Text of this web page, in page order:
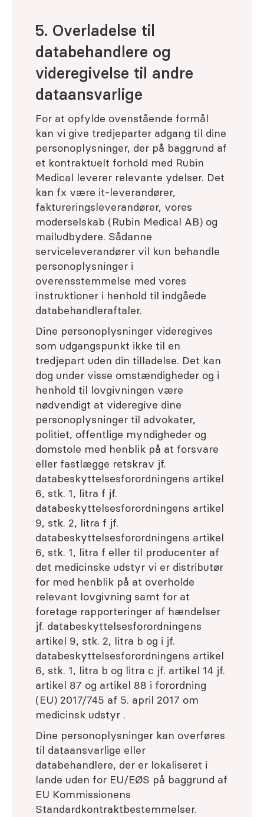
5. Overladelse til
databehandlere og
videregivelse til andre
dataansvarlige
For at opfylde ovenstående formål
kan vi give tredjeparter adgang til dine
personoplysninger, der på baggrund af
et kontraktuelt forhold med Rubin
Medical leverer relevante ydelser. Det
kan fx være it-leverandører,
faktureringsleverandører, vores
moderselskab (Rubin Medical AB) og
mailudbydere. Sådanne
serviceleverandører vil kun behandle
personoplysninger i
overensstemmelse med vores
instruktioner i henhold til indgåede
databehandleraftaler.
Dine personoplysninger videregives
som udgangspunkt ikke til en
tredjepart uden din tilladelse. Det kan
dog under visse omstændigheder og i
henhold til lovgivningen være
nødvendigt at videregive dine
personoplysninger til advokater,
politiet, offentlige myndigheder og
domstole med henblik på at forsvare
eller fastlægge retskrav jf.
databeskyttelsesforordningens artikel
6, stk. 1, litra f jf.
databeskyttelsesforordningens artikel
9, stk. 2, litra f jf.
databeskyttelsesforordningens artikel
6, stk. 1, litra f eller til producenter af
det medicinske udstyr vi er distributør
for med henblik på at overholde
relevant lovgivning samt for at
foretage rapporteringer af hændelser
jf. databeskyttelsesforordningens
artikel 9, stk. 2, litra b og i jf.
databeskyttelsesforordningens artikel
6, stk. 1, litra b og litra c jf. artikel 14 jf.
artikel 87 og artikel 88 i forordning
(EU) 2017/745 af 5. april 2017 om
medicinsk udstyr .
Dine personoplysninger kan overføres
til dataansvarlige eller
databehandlere, der er lokaliseret i
lande uden for EU/EØS på baggrund af
EU Kommissionens
Standardkontraktbestemmelser.